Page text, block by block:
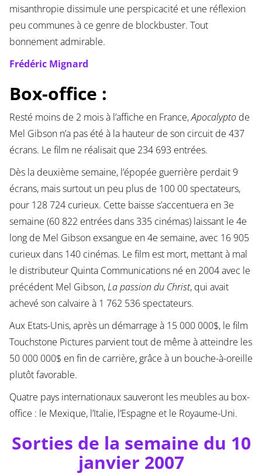
misanthropie dissimule une perspicacité et une réflexion
peu communes à ce genre de blockbuster. Tout
bonnement admirable.
Frédéric Mignard
Box-office :
Resté moins de 2 mois à l’affiche en France,Apocalyptode
Mel Gibson n’a pas été à la hauteur de son circuit de 437
écrans. Le film ne réalisait que 234 693 entrées.
Dès la deuxième semaine, l’épopée guerrière perdait 9
écrans, mais surtout un peu plus de 100 00 spectateurs,
pour 128 724 curieux. Cette baisse s’accentuera en 3e
semaine (60 822 entrées dans 335 cinémas) laissant le 4e
long de Mel Gibson exsangue en 4e semaine, avec 16 905
curieux dans 140 cinémas. Le film est mort, mettant à mal
le distributeur Quinta Communications né en 2004 avec le
précédent Mel Gibson,La passion du Christ, qui avait
achevé son calvaire à 1 762 536 spectateurs.
Aux Etats-Unis, après un démarrage à 15 000 000$, le film
Touchstone Pictures parvient tout de même à atteindre les
50 000 000$ en fin de carrière, grâce à un bouche-à-oreille
plutôt favorable.
Quatre pays internationaux sauveront les meubles au box-
office : le Mexique, l’Italie, l’Espagne et le Royaume-Uni.
Sorties de la semaine du 10
janvier 2007